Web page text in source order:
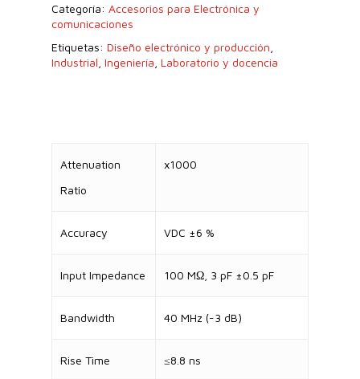
Categoría: Accesorios para Electrónica y
comunicaciones
Etiquetas: Diseño electrónico y producción
Industrial Ingeniería Laboratorio y docencia
Attenuation
Ratio
x1000
Accuracy VDC ±6 %
Input Impedance 100 MΩ, 3 pF ±0.5 pF
Bandwidth 40 MHz (-3 dB)
Rise Time ≤8.8 ns